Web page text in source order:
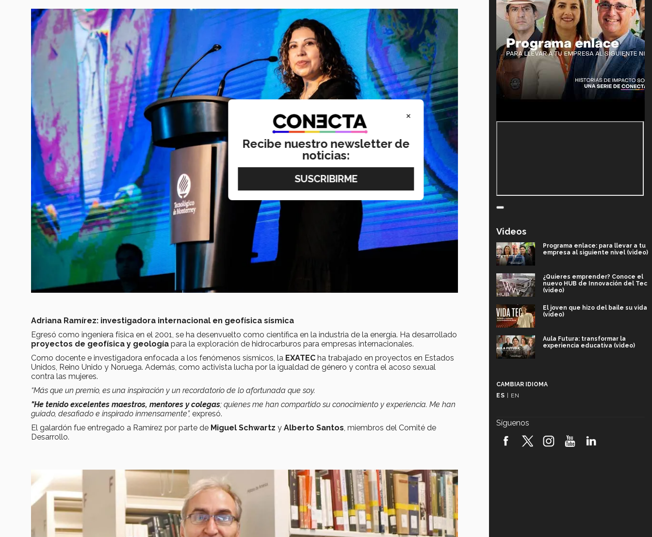
Adriana Ramírez: investigadora internacional en geofísica sísmica
Egresó como ingeniera física en el 2001, se ha desenvuelto como científica en la industria de la energía. Ha desarrollado
proyectos de geofísica y geología para la exploración de hidrocarburos para empresas internacionales.
Como docente e investigadora enfocada a los fenómenos sísmicos, la EXATEC ha trabajado en proyectos en Estados
Unidos, Reino Unido y Noruega. Además, como activista lucha por la igualdad de género y contra el acoso sexual
contra las mujeres.
“Más que un premio, es una inspiración y un recordatorio de lo afortunada que soy.
"He tenido excelentes maestros, mentores y colegas; quienes me han compartido su conocimiento y experiencia. Me han
guiado, desafiado e inspirado inmensamente”, expresó.
El galardón fue entregado a Ramírez por parte de Miguel Schwartz y Alberto Santos, miembros del Comité de
Desarrollo.
Videos
Programa enlace: para llevar a tu
empresa al siguiente nivel (video)
¿Quieres emprender? Conoce el
nuevo HUB de Innovación del Tec
(video)
El joven que hizo del baile su vida
(video)
Aula Futura: transformar la
experiencia educativa (video)
robótica FIRST 2026! (video)
CAMBIAR IDIOMA
ES | EN
Síguenos
×
Recibe nuestro newsletter de
noticias: